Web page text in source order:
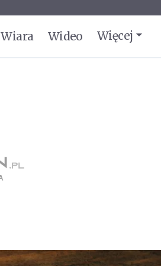
Wiara Wideo Więcej